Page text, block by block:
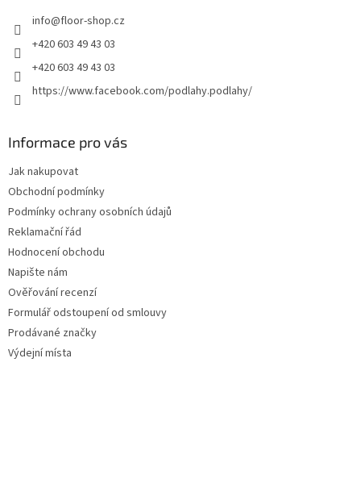
y
info@floor-shop.cz
+420 603 49 43 03
+420 603 49 43 03
https://www.facebook.com/podlahy.podlahy/
Informace pro vás
Jak nakupovat
Obchodní podmínky
Podmínky ochrany osobních údajů
Reklamační řád
Hodnocení obchodu
Napište nám
Ověřování recenzí
Formulář odstoupení od smlouvy
Prodávané značky
Výdejní místa